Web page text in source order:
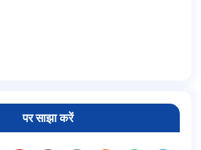
पर साझा करें